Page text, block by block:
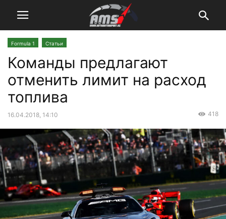
Formula 1 Статьи
Команды предлагают
отменить лимит на расход
топлива
16.04.2018, 14:10 418